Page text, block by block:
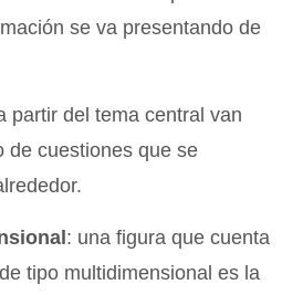
se va presentando de
partir del tema central van
de cuestiones que se
: una figura que cuenta
tipo multidimensional es la